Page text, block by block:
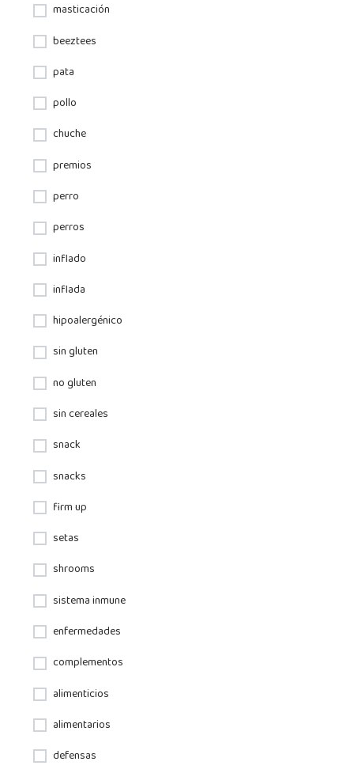
masticación
beeztees
pata
pollo
chuche
premios
perro
perros
inflado
inflada
hipoalergénico
sin gluten
no gluten
sin cereales
snack
snacks
firm up
setas
shrooms
sistema inmune
enfermedades
complementos
alimenticios
alimentarios
defensas